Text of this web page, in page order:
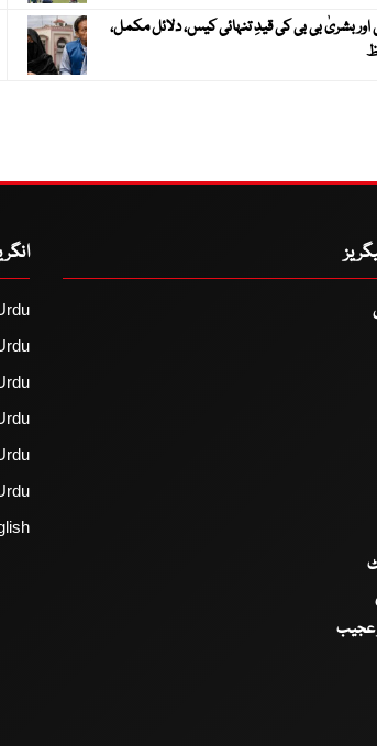
اور بشریٰ بی بی کی قیدِ تنہائی کیس، دلائل مکمل،
عجیب